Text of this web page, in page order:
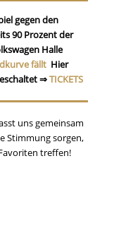
gegen den
90 Prozentder
Halle
fällt Hier
⇒TICKETS
uns gemeinsam
Stimmung sorgen,
treffen!